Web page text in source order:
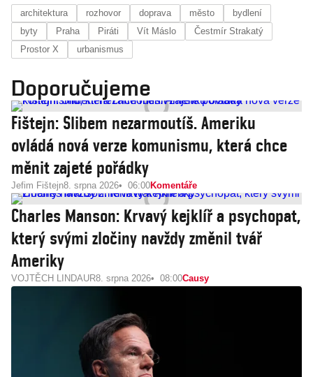
architektura rozhovor doprava město
bydlení
byty
Praha Piráti Vít Máslo
Čestmír Strakatý
Prostor X
urbanismus
Doporučujeme
Fištejn: Slibem nezarmoutíš. Ameriku
ovládá nová verze komunismu, která chce
měnit zajeté pořádky
Jefim Fištejn8. srpna 2026 06:00Komentáře
Charles Manson: Krvavý kejklíř a psychopat,
který svými zločiny navždy změnil tvář
Ameriky
VOJTĚCH LINDAUR8. srpna 2026 08:00Causy